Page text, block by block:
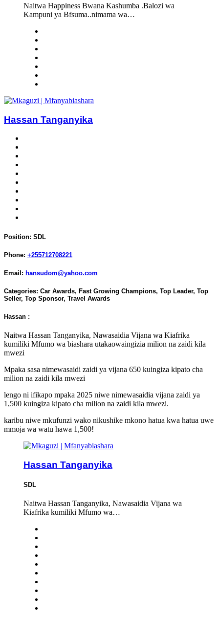
Naitwa Happiness Bwana Kashumba .Balozi wa
Kampuni ya Bfsuma..nimama wa…
Hassan Tanganyika
Position: SDL
Phone: +255712708221
Email: hansudom@yahoo.com
Categories: Car Awards, Fast Growing Champions, Top Leader, Top
Seller, Top Sponsor, Travel Awards
Hassan :
Naitwa Hassan Tanganyika, Nawasaidia Vijana wa Kiafrika
kumiliki Mfumo wa biashara utakaowaingizia milion na zaidi kila
mwezi
Mpaka sasa nimewasaidi zaidi ya vijana 650 kuingiza kipato cha
milion na zaidi kila mwezi
lengo ni ifikapo mpaka 2025 niwe nimewasaidia vijana zaidi ya
1,500 kuingiza kipato cha milion na zaidi kila mwezi.
karibu niwe mkufunzi wako nikushike mkono hatua kwa hatua uwe
mmoja wa watu hawa 1,500!
Hassan Tanganyika
SDL
Naitwa Hassan Tanganyika, Nawasaidia Vijana wa
Kiafrika kumiliki Mfumo wa…